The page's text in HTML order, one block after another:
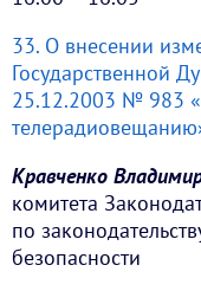
33. О внесении
Государственной
25.12.2003 № 983
Кравченко
комитета
по
безопасности